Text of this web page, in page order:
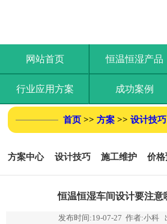
网站首页 恒温恒湿产品
行业应用方案 成功案例
首页>> 方案>> 设计技巧
方案中心 设计技巧 施工维护 价
恒温恒湿车间设计要注意
发布时间:19-07-27 作者:小科